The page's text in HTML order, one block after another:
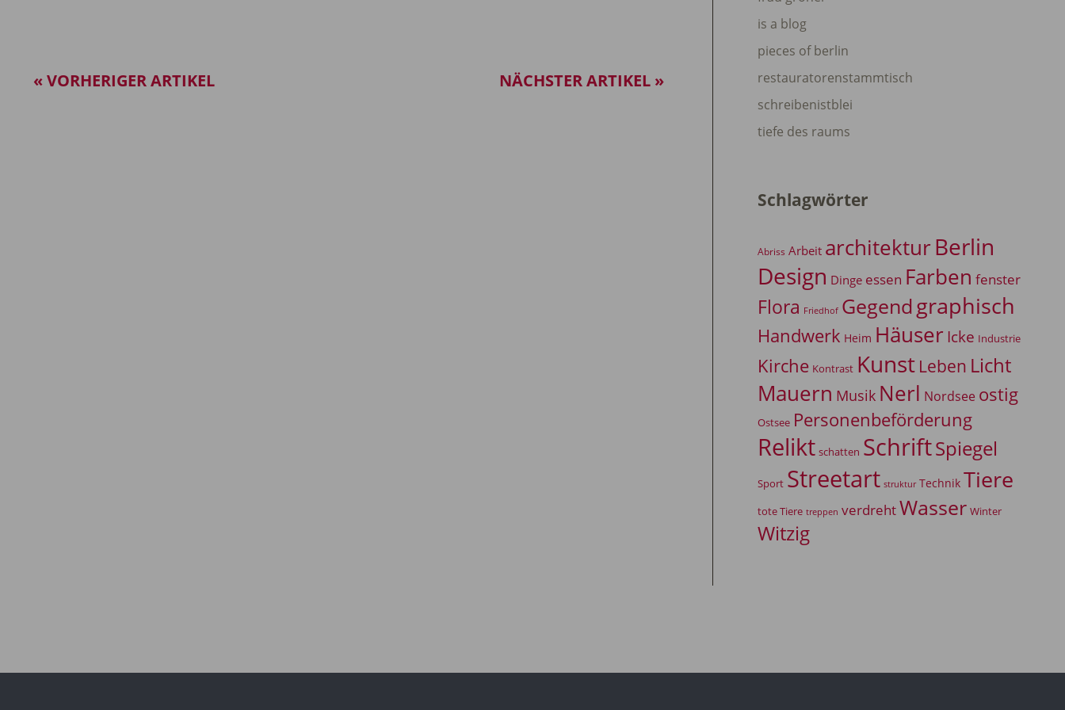
NÄCHSTER ARTIKEL »
« VORHERIGER ARTIKEL
is a blog
pieces of berlin
restauratorenstammtisch
schreibenistblei
tiefe des raums
Schlagwörter
Abriss Arbeit architekturBerlin
Design Dinge essen Farben fenster
Flora Friedhof Gegendgraphisch
Handwerk Heim Häuser Icke Industrie
Kirche Kontrast Kunst Leben Licht
Mauern Musik Nerl Nordsee ostig
Ostsee Personenbeförderung
Relikt schatten SchriftSpiegel
Sport Streetart struktur Technik Tiere
tote Tiere treppen verdrehtWasser Winter
Witzig